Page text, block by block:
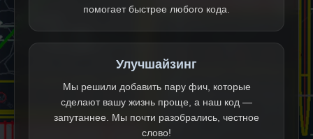
помогает быстрее любого кода.
Улучшайзинг
Мы решили добавить пару фич, которые
сделают вашу жизнь проще, а наш код —
запутаннее. Мы почти разобрались, честное
слово!